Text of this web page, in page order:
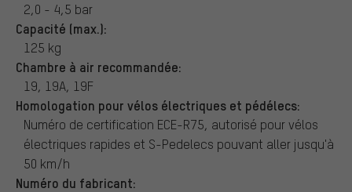
2,0 - 4,5 bar
Capacité (max.):
125 kg
Chambre à air recommandée:
19, 19A, 19F
Homologation pour vélos électriques et pédélecs:
Numéro de certification ECE-R75, autorisé pour vélos
électriques rapides et S-Pedelecs pouvant aller jusqu'à
50 km/h
Numéro du fabricant: